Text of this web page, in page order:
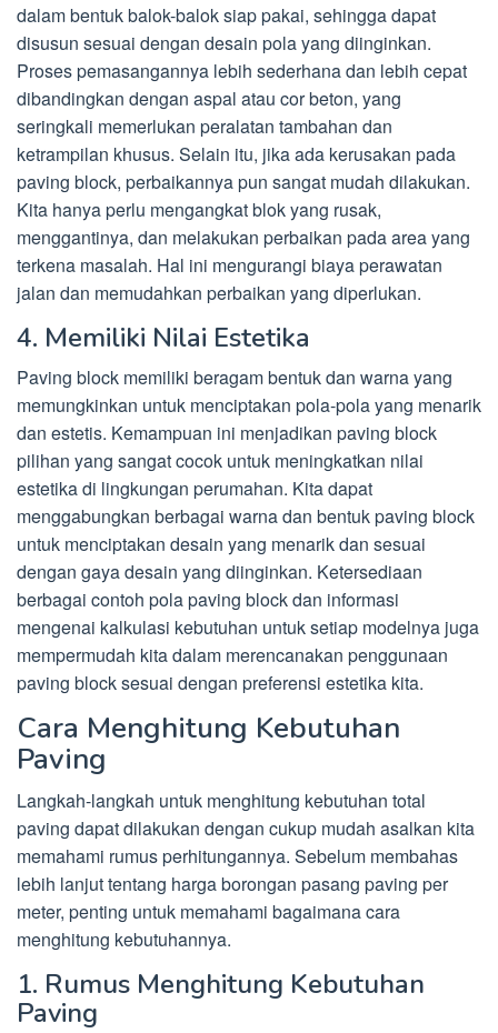
dalam bentuk balok-balok siap pakai, sehingga dapat
disusun sesuai dengan desain pola yang diinginkan.
Proses pemasangannya lebih sederhana dan lebih cepat
dibandingkan dengan aspal atau cor beton, yang
seringkali memerlukan peralatan tambahan dan
ketrampilan khusus. Selain itu, jika ada kerusakan pada
paving block, perbaikannya pun sangat mudah dilakukan.
Kita hanya perlu mengangkat blok yang rusak,
menggantinya, dan melakukan perbaikan pada area yang
terkena masalah. Hal ini mengurangi biaya perawatan
jalan dan memudahkan perbaikan yang diperlukan.
4. Memiliki Nilai Estetika
Paving block memiliki beragam bentuk dan warna yang
memungkinkan untuk menciptakan pola-pola yang menarik
dan estetis. Kemampuan ini menjadikan paving block
pilihan yang sangat cocok untuk meningkatkan nilai
estetika di lingkungan perumahan. Kita dapat
menggabungkan berbagai warna dan bentuk paving block
untuk menciptakan desain yang menarik dan sesuai
dengan gaya desain yang diinginkan. Ketersediaan
berbagai contoh pola paving block dan informasi
mengenai kalkulasi kebutuhan untuk setiap modelnya juga
mempermudah kita dalam merencanakan penggunaan
paving block sesuai dengan preferensi estetika kita.
Cara Menghitung Kebutuhan
Paving
Langkah-langkah untuk menghitung kebutuhan total
paving dapat dilakukan dengan cukup mudah asalkan kita
memahami rumus perhitungannya. Sebelum membahas
lebih lanjut tentang harga borongan pasang paving per
meter, penting untuk memahami bagaimana cara
menghitung kebutuhannya.
1. Rumus Menghitung Kebutuhan
Paving